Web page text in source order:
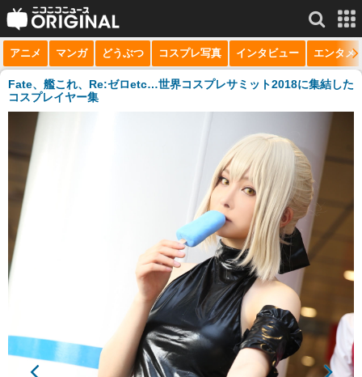
サービス一覧 もっと見る
niconico
動画
アニメ マンガ どうぶつ コスプレ写真 インタビュー エンタメ
Fate、艦これ、Re:ゼロetc…世界コスプレサミット2018に集結した
コスプレイヤー集